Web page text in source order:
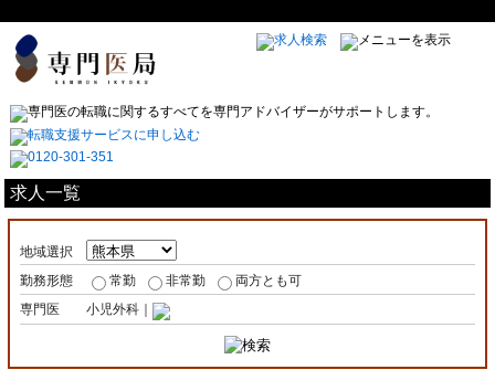
求人一覧
地域選択
勤務形態
常勤 非常勤
両方とも可
専門医
小児外科｜